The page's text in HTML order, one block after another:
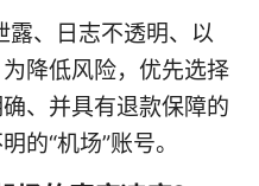
露、日志不透明、以
降低风险，优先选择
、并具有退款保障的
的“机场”账号。